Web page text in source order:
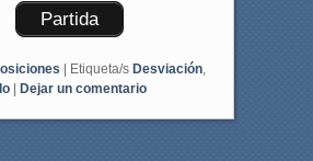
Partida
Etiqueta/s Desviación,
Dejar un comentario